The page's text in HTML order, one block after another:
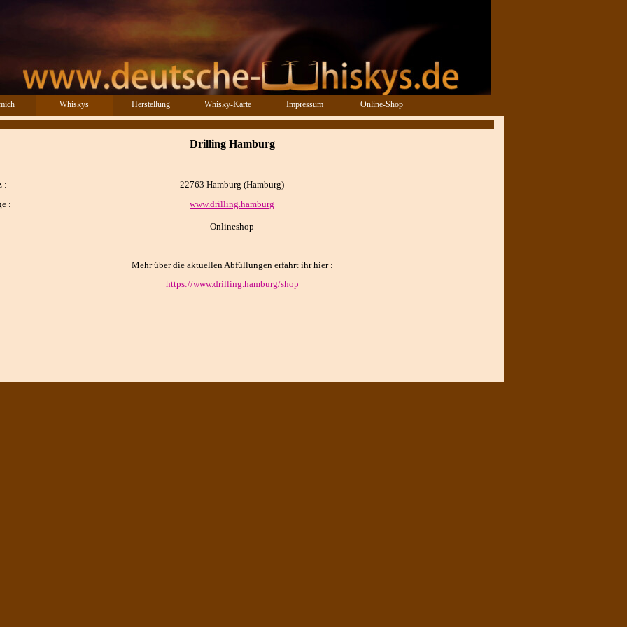
Menü überspringen
Whiskys ▼
Herstellung Whisky-Karte Impressum Online-Shop
Drilling Hamburg
:
22763 Hamburg (Hamburg)
:
www.drilling.hamburg
Onlineshop
Mehr über die aktuellen Abfüllungen erfahrt ihr hier :
https://www.drilling.hamburg/shop